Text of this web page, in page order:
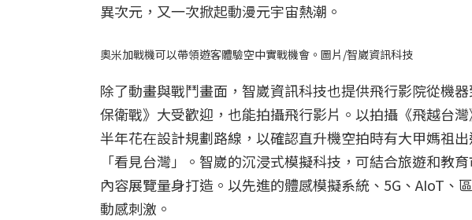
異次元，又一次掀起動漫元宇宙熱潮。
奧米加戰機可以帶領遊客體驗空中實戰機會。圖片/智崴資訊科技
除了動畫與戰鬥畫面，智崴資訊科技也提供飛行影院從機
保衛戰》大受歡迎，也能拍攝飛行影片。以拍攝《飛越台
半年花在設計規劃路線，以確認直升機空拍時有大甲媽祖
「看見台灣」。智崴的沉浸式模擬科技，可結合旅遊和教
內容展覽量身打造。以先進的體感模擬系統、5G、AIoT、
動感刺激。